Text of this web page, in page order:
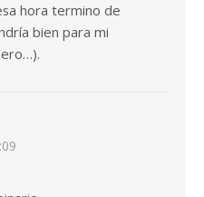
hora termino de
bien para mi